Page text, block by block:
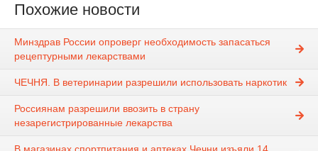
Похожие новости
Минздрав России опроверг необходимость запасаться
рецептурными лекарствами
ЧЕЧНЯ. В ветеринарии разрешили использовать наркотик
Россиянам разрешили ввозить в страну
незарегистрированные лекарства